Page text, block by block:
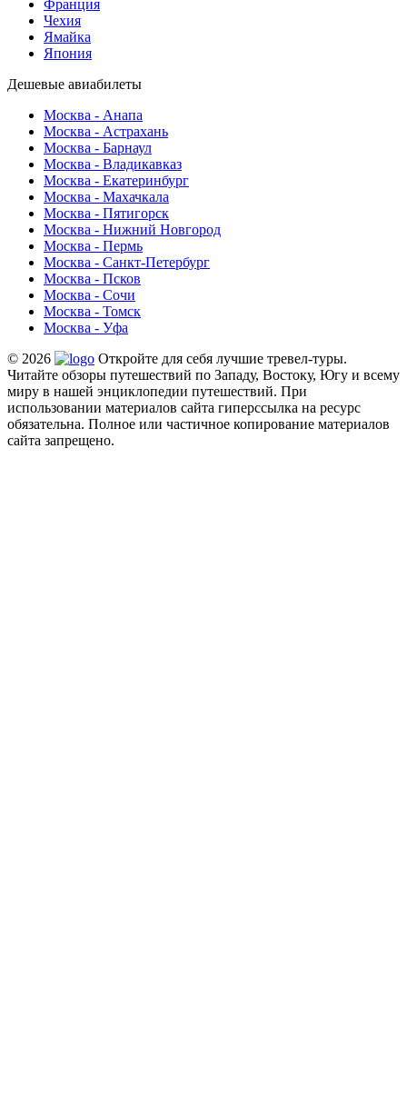
Франция
Чехия
Ямайка
Япония
Дешевые авиабилеты
Москва - Анапа
Москва - Астрахань
Москва - Барнаул
Москва - Владикавказ
Москва - Екатеринбург
Москва - Махачкала
Москва - Пятигорск
Москва - Нижний Новгород
Москва - Пермь
Москва - Санкт-Петербург
Москва - Псков
Москва - Сочи
Москва - Томск
Москва - Уфа
© 2026
Откройте для себя лучшие тревел-туры.
Читайте обзоры путешествий по Западу, Востоку, Югу и всему
миру в нашей энциклопедии путешествий. При
использовании материалов сайта гиперссылка на ресурс
обязательна. Полное или частичное копирование материалов
сайта запрещено.